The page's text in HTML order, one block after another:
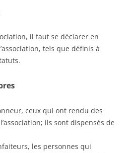
il faut se déclarer en
tels que définis à
ceux qui ont rendu des
ils sont dispensés de
les personnes qui